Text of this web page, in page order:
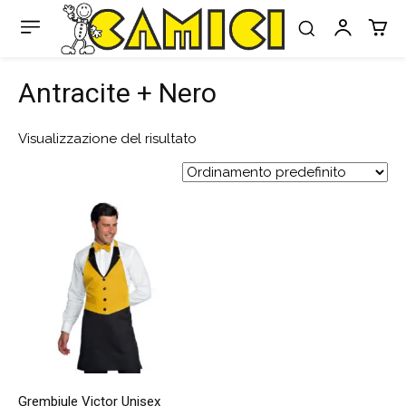
Antracite + Nero
Visualizzazione del risultato
Grembiule Victor Unisex